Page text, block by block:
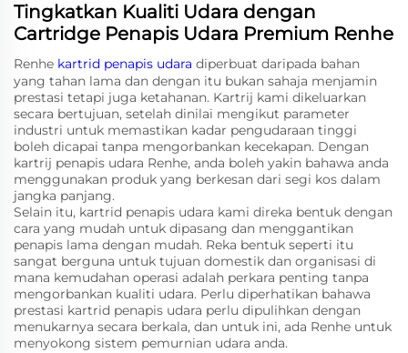
Tingkatkan Kualiti Udara dengan
Cartridge Penapis Udara Premium Renhe
Renhe kartrid penapis udara diperbuat daripada bahan
yang tahan lama dan dengan itu bukan sahaja menjamin
prestasi tetapi juga ketahanan. Kartrij kami dikeluarkan
secara bertujuan, setelah dinilai mengikut parameter
industri untuk memastikan kadar pengudaraan tinggi
boleh dicapai tanpa mengorbankan kecekapan. Dengan
kartrij penapis udara Renhe, anda boleh yakin bahawa anda
menggunakan produk yang berkesan dari segi kos dalam
jangka panjang.
Selain itu, kartrid penapis udara kami direka bentuk dengan
cara yang mudah untuk dipasang dan menggantikan
penapis lama dengan mudah. Reka bentuk seperti itu
sangat berguna untuk tujuan domestik dan organisasi di
mana kemudahan operasi adalah perkara penting tanpa
mengorbankan kualiti udara. Perlu diperhatikan bahawa
prestasi kartrid penapis udara perlu dipulihkan dengan
menukarnya secara berkala, dan untuk ini, ada Renhe untuk
menyokong sistem pemurnian udara anda.